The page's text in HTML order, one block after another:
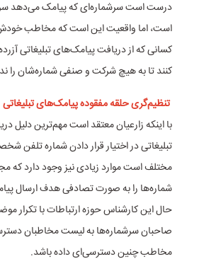
درست است سرشماره‌ای که پیامک می‌دهد
است، اما واقعیت این است که مخاطب
کسانی که از دریافت پیامک‌های تبلیغاتی
کنند تا به هیچ شرکت و صنفی شماره‌شان را
تنظیم‌گری حلقه مفقوده پیامک‌های تبلیغاتی
با اینکه زارعیان معتقد است مهم‌ترین دلیل
تبلیغاتی در اختیار قرار دادن شماره تلفن
مختلف است موارد زیادی نیز وجود دارد که
شماره‌ها را به صورت تصادفی هدف ارسال
حال این کارشناس حوزه ارتباطات با تکرار
صاحبان سرشماره‌ها به لیست مخاطبان
مخاطب چنین دسترسی‌ای داده باشد.